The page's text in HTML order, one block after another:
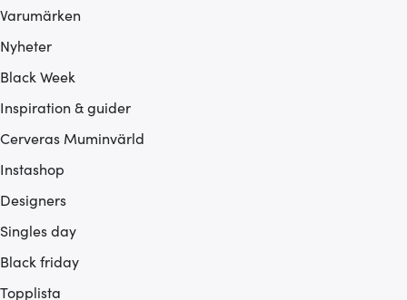
Varumärken
Nyheter
Black Week
Inspiration & guider
Cerveras Muminvärld
Instashop
Designers
Singles day
Black friday
Topplista